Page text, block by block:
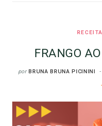
FRANGO
por BRUNA BRUNA PICININI